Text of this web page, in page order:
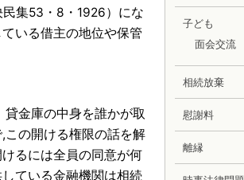
集53・8・1926）にな
いる借主の地位や保管
金庫の中身を誰かが取
この開ける権限の話を解
るには全員の同意が何
ている金融機関は相続
子ども
面会交流
相続放棄
慰謝料
離縁